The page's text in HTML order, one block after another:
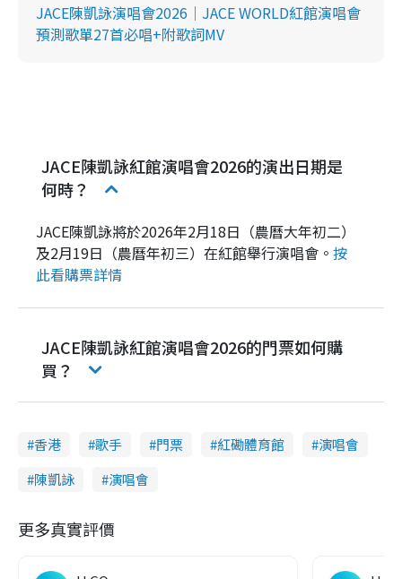
JACE陳凱詠演唱會2026｜JACE WORLD紅館演唱會
預測歌單27首必唱+附歌詞MV
JACE陳凱詠紅館演唱會2026的演出日期是
何時？
JACE陳凱詠將於2026年2月18日（農曆大年初二）
及2月19日（農曆年初三）在紅館舉行演唱會。 按
此看購票詳情
JACE陳凱詠紅館演唱會2026的門票如何購
買？
香港 歌手 門票 紅磡體育館
演唱會
陳凱詠
演唱會
更多真實評價